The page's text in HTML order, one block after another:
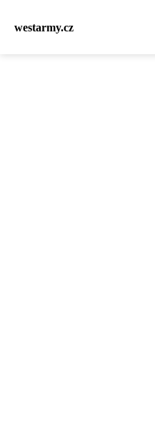
westarmy.cz